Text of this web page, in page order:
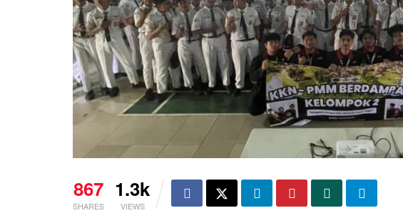
867
SHARES
1.3k
VIEWS